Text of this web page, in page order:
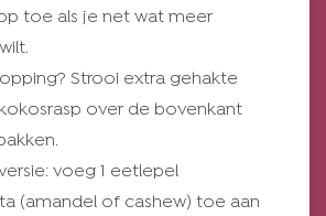
toe als je net wat meer
Strooi extra gehakte
over de bovenkant
voeg 1 eetlepel
(amandel of cashew) toe aan